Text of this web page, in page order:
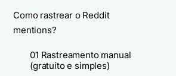
Como rastrear o Reddit
mentions?
01 Rastreamento manual
(gratuito e simples)